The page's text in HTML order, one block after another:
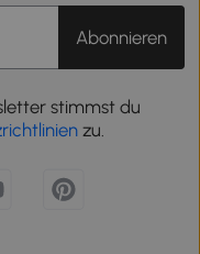
Abonnieren
stimmst du
zu.